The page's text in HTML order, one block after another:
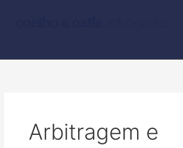
Arbitragem e